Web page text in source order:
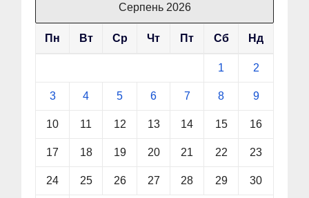
Серпень 2026
Пн Вт Ср Чт Пт Сб Нд
1 2
3 4 5 6 7 8 9
10 11 12 13 14 15 16
17 18 19 20 21 22 23
24 25 26 27 28 29 30